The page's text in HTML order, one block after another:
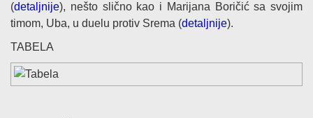
(detaljnije), nešto slično kao i Marijana Boričić sa svojim
timom, Uba, u duelu protiv Srema (detaljnije).
TABELA